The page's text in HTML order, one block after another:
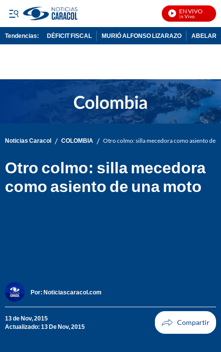
EN VIVO
Tendencias: DÉFICIT FISCAL MURIÓ ALFONSO LIZARAZO
Noticias Caracol / COLOMBIA / Otro colmo: silla mecedora como asiento de
Otro colmo: silla mecedora
como asiento de una moto
Por: Noticiascaracol.com
13 de Nov, 2015
Actualizado: 13 De Nov, 2015